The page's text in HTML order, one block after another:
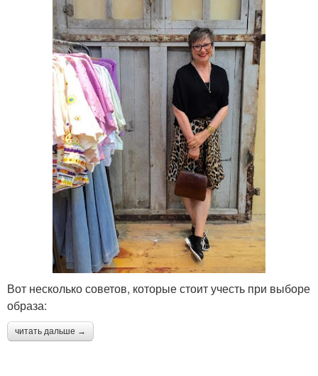
Вот несколько советов, которые стоит учесть при выборе
образа:
читать дальше →